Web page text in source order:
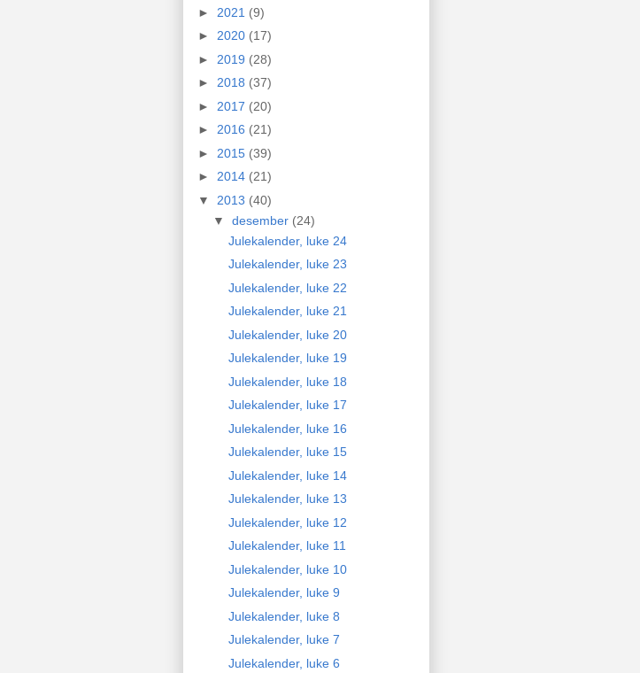
► 2021 (9)
► 2020 (17)
► 2019 (28)
► 2018 (37)
► 2017 (20)
► 2016 (21)
► 2015 (39)
► 2014 (21)
▼ 2013 (40)
▼ desember (24)
Julekalender, luke 24
Julekalender, luke 23
Julekalender, luke 22
Julekalender, luke 21
Julekalender, luke 20
Julekalender, luke 19
Julekalender, luke 18
Julekalender, luke 17
Julekalender, luke 16
Julekalender, luke 15
Julekalender, luke 14
Julekalender, luke 13
Julekalender, luke 12
Julekalender, luke 11
Julekalender, luke 10
Julekalender, luke 9
Julekalender, luke 8
Julekalender, luke 7
Julekalender, luke 6